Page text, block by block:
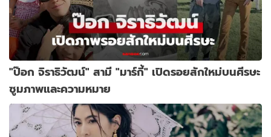
"ป๊อก จิราธิวัฒน์" สามี "มาร์กี้" เปิดรอยสักใหม่บนศีรษะ
ซูมภาพและความหมาย